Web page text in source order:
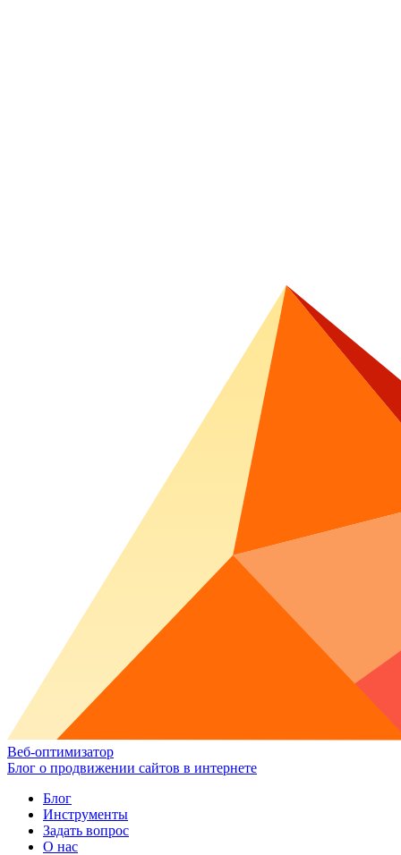
Веб-оптимизатор
Блог о продвижении сайтов в интернете
Блог
Инструменты
Задать вопрос
О нас